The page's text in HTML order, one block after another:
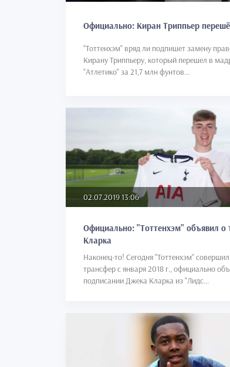
Официально: Киран Триппьер
"Тоттенхэм" вряд ли подпишет замену
Кирану Триппьеру, который перешел в
"Атлетико" за 21,7 млн фунтов...
02.07.2019 13:06
Официально: "Тоттенхэм" объявил о
Кларка
Наконец-то! Сегодня "Тоттенхэм"
трансфер с января 2018 г., официально
подписании Джека Кларка из "Лидс...